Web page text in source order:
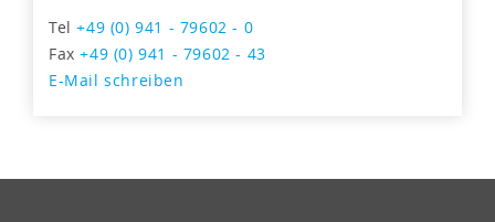
Tel+49 (0) 941 - 79602 - 0
Fax+49 (0) 941 - 79602 - 43
E-Mail schreiben